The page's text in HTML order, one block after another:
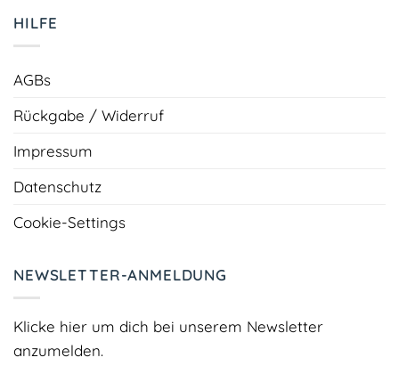
HILFE
AGBs
Rückgabe / Widerruf
Impressum
Datenschutz
Cookie-Settings
NEWSLETTER-ANMELDUNG
Klicke hier um dich bei unserem Newsletter
anzumelden.